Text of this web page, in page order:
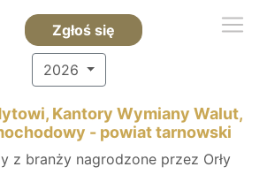
Zgłoś się
2026
Kantory Wymiany Walut,
- powiat tarnowski
z branży nagrodzone przez Orły